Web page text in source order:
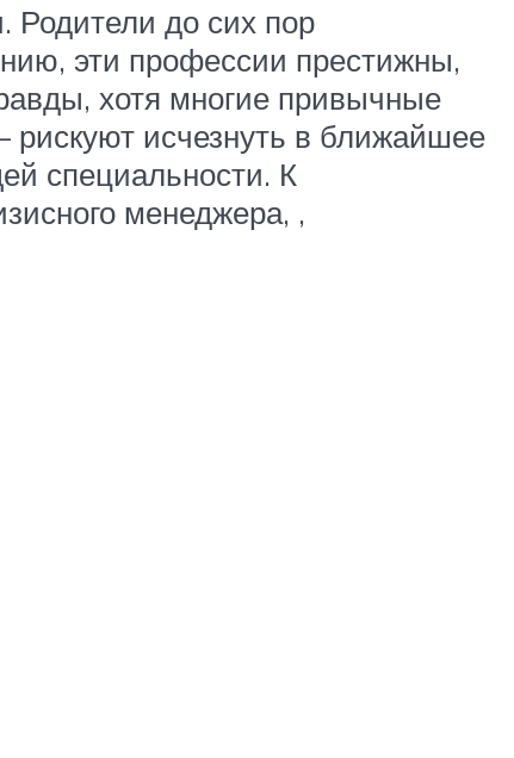
Родители до сих пор
эти профессии престижны,
хотя многие привычные
рискуют исчезнуть в ближайшее
специальности. К
менеджера, ,